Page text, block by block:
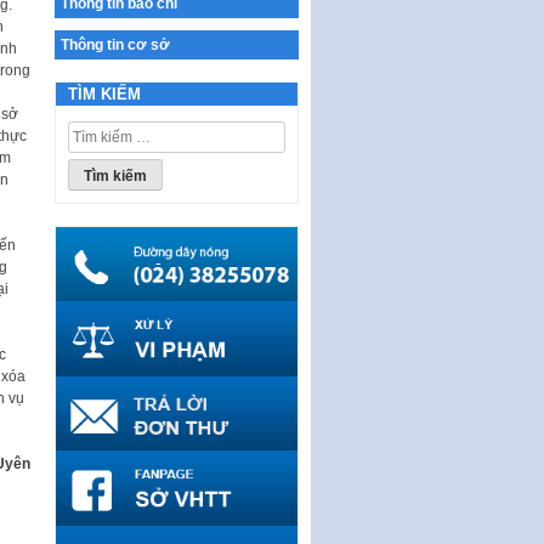
vụ
Ban hành Chương trình hành
động của Chính phủ thực hiện
Nghị quyết số 02-NQ/TW ngày
17…
động hợp đồng theo Nghị định
số 111/2022/NĐ-CP ngày
30/12/2022 của Chính…
BTC của Bộ trưởng Bộ Tài…
Quy định về quản lý website
thương mại điện tử
Nghị quyết quy định điều kiện,
thủ tục tặng, thu hồi danh hiệu
"Công dân danh dự…
Nghị quyết quy định một số
khoa học, phát triển công…
Thông tin báo chí
Thông tin cơ sở
TÌM KIẾM
Tìm
kiếm
cho: